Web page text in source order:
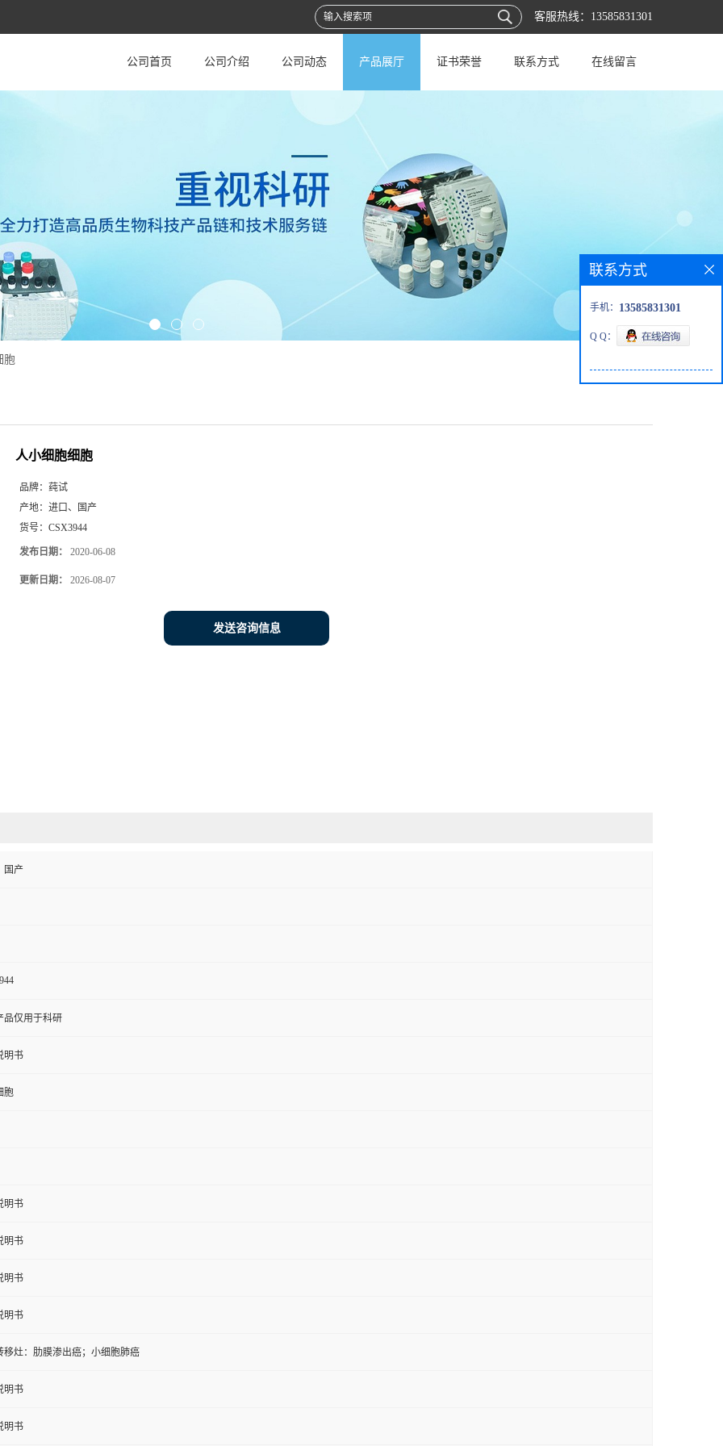
客服热线： 13585831301
公司首页 公司介绍 公司动态 产品展厅 证书荣誉 联系方式 在线留言
胞
人小细胞细胞
品牌： 莼试
产地： 进口、国产
货号： CSX3944
发布日期： 2020-06-08
更新日期： 2026-08-07
发送咨询信息
国产
品仅用于科研
明书
胞
明书
明书
明书
明书
移灶：肋膜渗出癌；小细胞肺癌
明书
明书
联系方式
手机： 13585831301
Q Q：